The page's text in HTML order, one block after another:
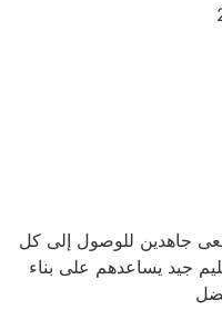
جاهدين للوصول إلى كل
جيد يساعدهم على بناء